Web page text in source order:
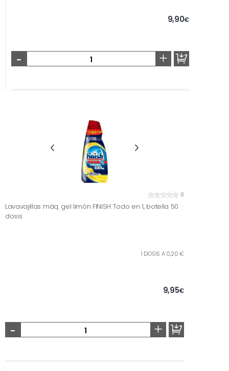
9,90€
- +
0
Lavavajillas máq. gel limón FINISH Todo en 1, botella 50
dosis
1 DOSIS A 0,20 €
9,95€
- +